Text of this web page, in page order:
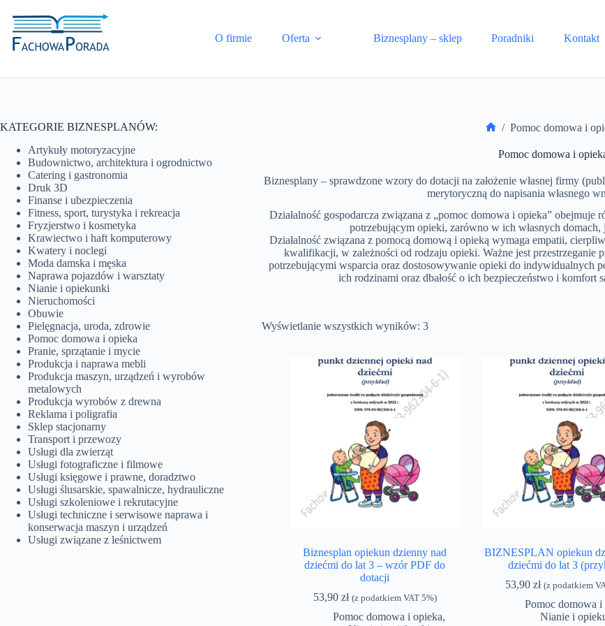
treści
O firmie Oferta Biznesplany – sklep Poradniki Kontakt
główna
/ Pomoc domowa i
Pomoc domowa i
Biznesplany – sprawdzone wzory do dotacji na założenie własnej firmy
merytoryczną do napisania własnego
Działalność gospodarcza związana z „pomoc domowa i opieka” obejmuje
potrzebującym opieki, zarówno w ich własnych
Działalność związana z pomocą domową i opieką wymaga empatii,
kwalifikacji, w zależności od rodzaju opieki. Ważne jest przestrzeganie
potrzebującymi wsparcia oraz dostosowywanie opieki do indywidualnych
ich rodzinami oraz dbałość o ich bezpieczeństwo i komfort
Wyświetlanie wszystkich wyników: 3
Biznesplan opiekun dzienny nad
dziećmi do lat 3 – wzór PDF do
dotacji
53,90 zł (z podatkiem VAT 5%)
Pomoc domowa i opieka,
BIZNESPLAN opiekun
dziećmi do lat 3
53,90 zł (z podatkiem
Pomoc domowa i
Nianie i
KATEGORIE BIZNESPLANÓW:
Artykuły motoryzacyjne
Budownictwo, architektura i ogrodnictwo
Catering i gastronomia
Druk 3D
Finanse i ubezpieczenia
Fitness, sport, turystyka i rekreacja
Fryzjerstwo i kosmetyka
Krawiectwo i haft komputerowy
Kwatery i noclegi
Moda damska i męska
Naprawa pojazdów i warsztaty
Nianie i opiekunki
Nieruchomości
Obuwie
Pielęgnacja, uroda, zdrowie
Pomoc domowa i opieka
Pranie, sprzątanie i mycie
Produkcja i naprawa mebli
Produkcja maszyn, urządzeń i wyrobów
metalowych
Produkcja wyrobów z drewna
Reklama i poligrafia
Sklep stacjonarny
Transport i przewozy
Usługi dla zwierząt
Usługi fotograficzne i filmowe
Usługi księgowe i prawne, doradztwo
Usługi ślusarskie, spawalnicze, hydrauliczne
Usługi szkoleniowe i rekrutacyjne
Usługi techniczne i serwisowe naprawa i
konserwacja maszyn i urządzeń
Usługi związane z leśnictwem